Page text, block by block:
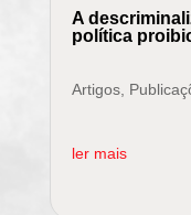
A
política
Artigos,
ler mais